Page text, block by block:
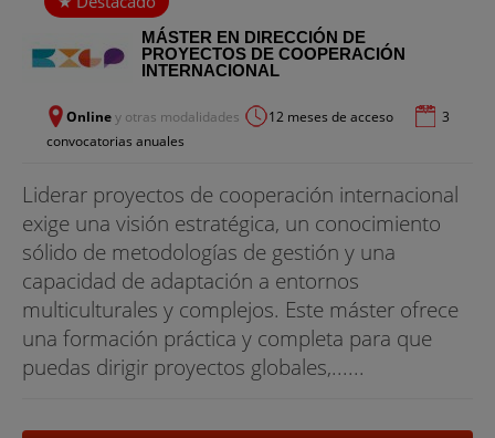
MÁSTER EN DIRECCIÓN DE
PROYECTOS DE COOPERACIÓN
INTERNACIONAL
Onliney otras modalidades 12 meses de acceso
3
convocatorias anuales
Liderar proyectos de cooperación internacional
exige una visión estratégica, un conocimiento
sólido de metodologías de gestión y una
capacidad de adaptación a entornos
multiculturales y complejos. Este máster ofrece
una formación práctica y completa para que
puedas dirigir proyectos globales,......